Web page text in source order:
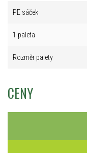
PE sáček
1 paleta
Rozměr palety
CENY